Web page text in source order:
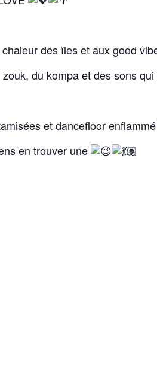
des îles et aux good
du kompa et des sons
et dancefloor enflammé
en trouver une